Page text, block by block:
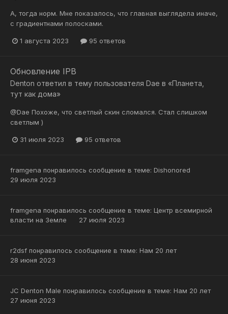
А, тогда норм. Мне показалось, что главная выглядела иначе,
с градиентнами полосками.
1 августа 2023 95 ответов
Обновление IPB
Denton ответил в тему пользователя Dae в «Планета,
тут как дома»
@Dae Похоже, что светлый скин сломался. Стал слишком
светлым )
31 июля 2023 95 ответов
framgena понравилось сообщение в теме: Dishonored
29 июля 2023
framgena понравилось сообщение в теме: Центр всемирной
власти на Земле
27 июля 2023
r2dsf понравилось сообщение в теме: Нам 20 лет
28 июня 2023
JC Denton Male понравилось сообщение в теме: Нам 20 лет
27 июня 2023